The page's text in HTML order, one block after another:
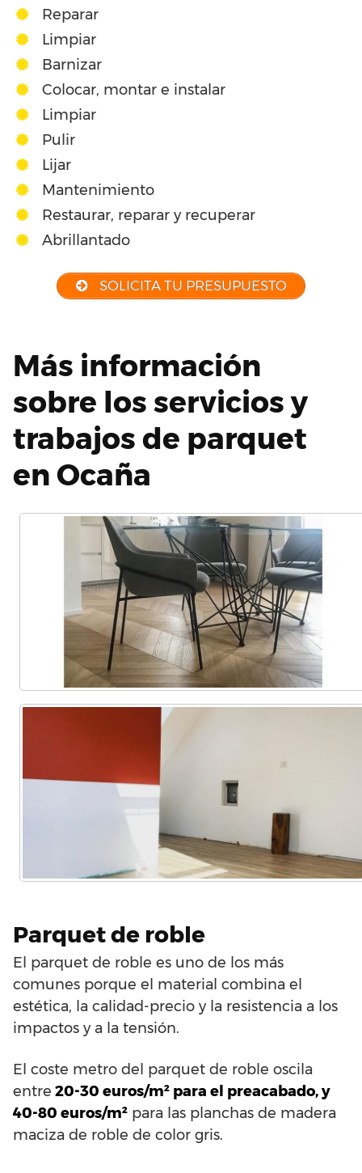
Reparar
Limpiar
Barnizar
Colocar, montar e instalar
Limpiar
Pulir
Lijar
Mantenimiento
Restaurar, reparar y recuperar
Abrillantado
SOLICITA TU PRESUPUESTO
Más información
sobre los servicios y
trabajos de parquet
en Ocaña
Parquet de roble
El parquet de roble es uno de los más
comunes porque el material combina el
estética, la calidad-precio y la resistencia a los
impactos y a la tensión.
El coste metro del parquet de roble oscila
entre 20-30 euros/m² para el preacabado, y
40-80 euros/m² para las planchas de madera
maciza de roble de color gris.